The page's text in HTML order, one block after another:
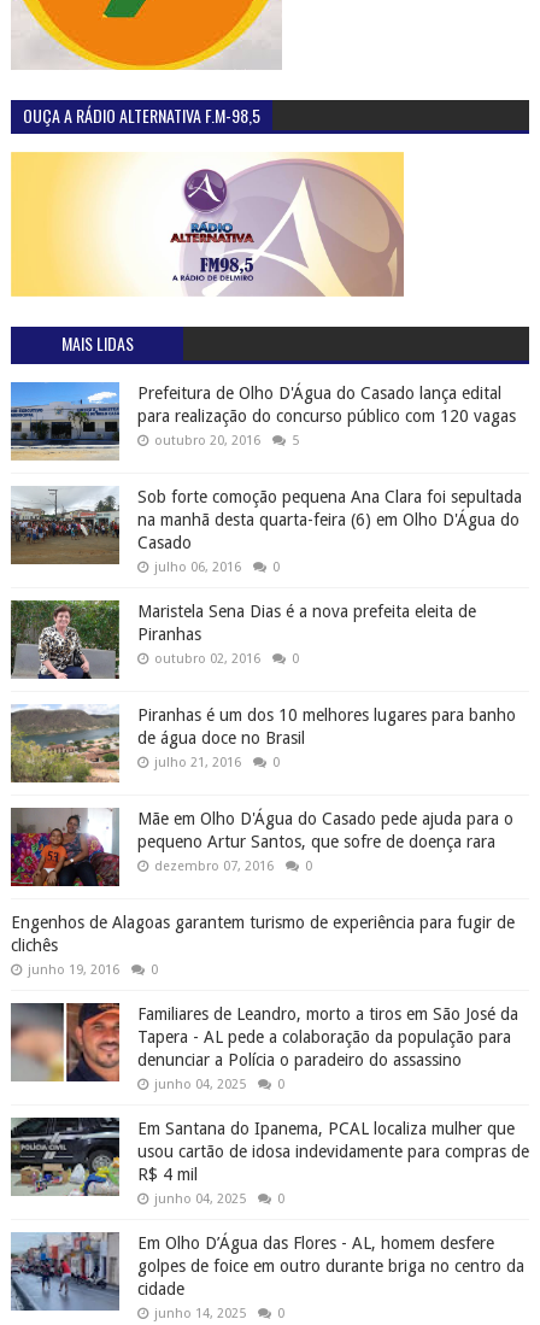
OUÇA A RÁDIO ALTERNATIVA F.M-98,5
MAIS LIDAS
Prefeitura de Olho D'Água do Casado lança edital
para realização do concurso público com 120 vagas
outubro 20, 2016 5
Sob forte comoção pequena Ana Clara foi sepultada
na manhã desta quarta-feira (6) em Olho D'Água do
Casado
julho 06, 2016 0
Maristela Sena Dias é a nova prefeita eleita de
Piranhas
outubro 02, 2016 0
Piranhas é um dos 10 melhores lugares para banho
de água doce no Brasil
julho 21, 2016 0
Mãe em Olho D'Água do Casado pede ajuda para o
pequeno Artur Santos, que sofre de doença rara
dezembro 07, 2016 0
Engenhos de Alagoas garantem turismo de experiência para fugir de
clichês
junho 19, 2016 0
Familiares de Leandro, morto a tiros em São José da
Tapera - AL pede a colaboração da população para
denunciar a Polícia o paradeiro do assassino
junho 04, 2025 0
Em Santana do Ipanema, PCAL localiza mulher que
usou cartão de idosa indevidamente para compras de
R$ 4 mil
junho 04, 2025 0
Em Olho D’Água das Flores - AL, homem desfere
golpes de foice em outro durante briga no centro da
cidade
junho 14, 2025 0